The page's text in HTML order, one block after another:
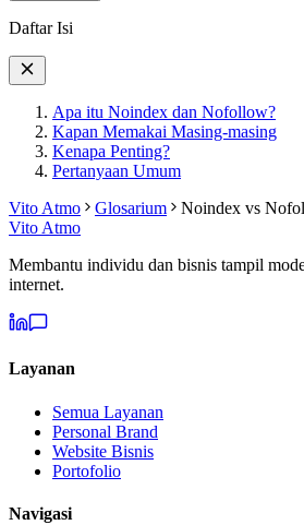
Daftar Isi
Apa itu Noindex dan Nofollow?
Kapan Memakai Masing-masing
Kenapa Penting?
Pertanyaan Umum
Vito Atmo
Glosarium
Noindex vs
Vito Atmo
Membantu individu dan bisnis tampil
internet.
Layanan
Semua Layanan
Personal Brand
Website Bisnis
Portofolio
Navigasi